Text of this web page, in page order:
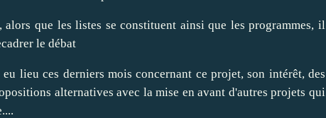
alors que les listes se constituent ainsi que les programmes, il
le débat
lieu ces derniers mois concernant ce projet, son intérêt, des
alternatives avec la mise en avant d'autres projets qui